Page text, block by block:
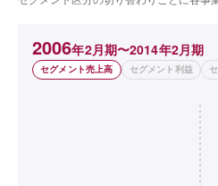
2006年2月期〜2014年2月期
セグメント売上高 セグメント利益